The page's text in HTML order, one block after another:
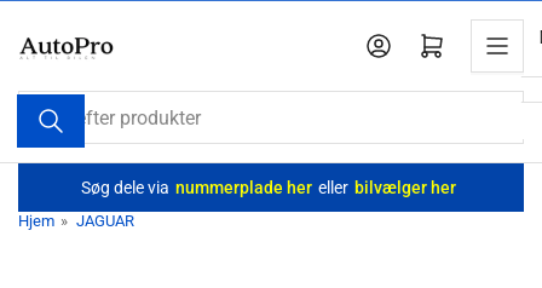
Søg
efter
produkter
Log ind Åbn mini-indkøbskurv
Søg dele via nummerplade her eller bilvælger her
Hjem » JAGUAR